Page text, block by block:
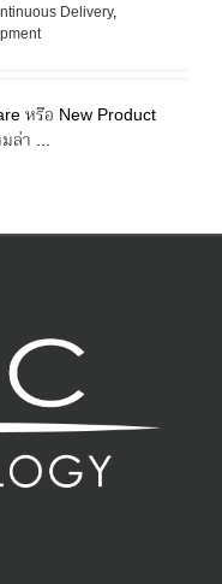
Delivery,
หรือ New Product
ล่า ...